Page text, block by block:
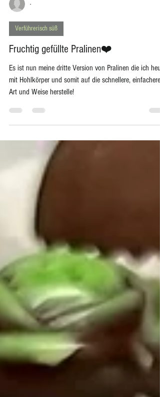
-
Verführerisch süß
Fruchtig gefüllte Pralinen❤️
Es ist nun meine dritte Version von Pralinen die ich
mit Hohlkörper und somit auf die schnellere, einfachere